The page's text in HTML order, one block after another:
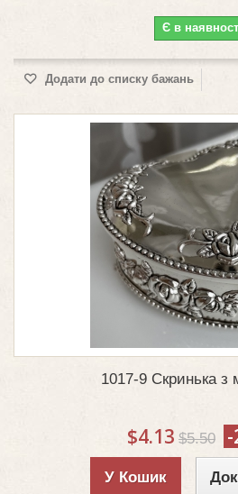
Є в
Додати до списку бажань
1017-9 Скринька з
$4.13 $5.50
У Кошик